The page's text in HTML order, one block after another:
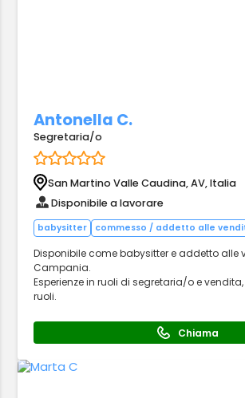
Antonella C.
Segretaria/o
San Martino Valle Caudina, AV, Italia
Disponibile a lavorare
babysitter commesso / addetto alle
Disponibile come babysitter e addetto alle
Campania.
Esperienze in ruoli di segretaria/o e
ruoli.
Chiama